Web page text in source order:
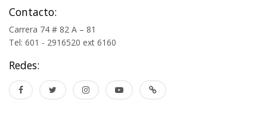
Contacto:
Carrera 74 # 82 A – 81
Tel: 601 - 2916520 ext 6160
Redes: